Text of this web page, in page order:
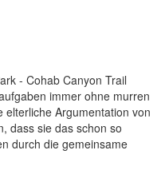
- Cohab Canyon Trail
immer ohne murren
Argumentation von
dass sie das schon so
durch die gemeinsame